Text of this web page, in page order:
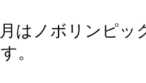
はノボリンピッ
。